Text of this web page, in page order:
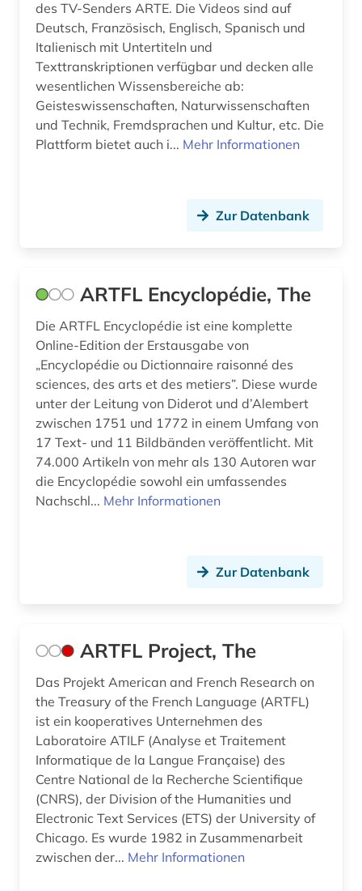
geschichte 1930 - (1)
geschichte 1933-1945 (1)
geschichte 1945- (1)
geschichte <1801-1900> (1)
gesellschaft (1)
gesundheit &amp; ernährung (1)
giacomo (1)
giovanni (1)
grammatik (9)
griechisch (3)
gustave (1)
hispanistik (65)
hispanoamerikanisch (1)
hispanos (1)
historische lexikographie (3)
historische sprachwissenschaft (2)
hochschulschrift (3)
hochschulschriften (1)
des TV-Senders ARTE. Die Videos sind auf
Deutsch, Französisch, Englisch, Spanisch und
Italienisch mit Untertiteln und
Texttranskriptionen verfügbar und decken alle
wesentlichen Wissensbereiche ab:
Geisteswissenschaften, Naturwissenschaften
und Technik, Fremdsprachen und Kultur, etc. Die
Plattform bietet auch i... Mehr Informationen
Zur Datenbank
ARTFL Encyclopédie, The
Die ARTFL Encyclopédie ist eine komplette
Online-Edition der Erstausgabe von
„Encyclopédie ou Dictionnaire raisonné des
sciences, des arts et des metiers”. Diese wurde
unter der Leitung von Diderot und d’Alembert
zwischen 1751 und 1772 in einem Umfang von
17 Text- und 11 Bildbänden veröffentlicht. Mit
74.000 Artikeln von mehr als 130 Autoren war
die Encyclopédie sowohl ein umfassendes
Nachschl... Mehr Informationen
Zur Datenbank
ARTFL Project, The
Das Projekt American and French Research on
the Treasury of the French Language (ARTFL)
ist ein kooperatives Unternehmen des
Laboratoire ATILF (Analyse et Traitement
Informatique de la Langue Française) des
Centre National de la Recherche Scientifique
(CNRS), der Division of the Humanities und
Electronic Text Services (ETS) der University of
Chicago. Es wurde 1982 in Zusammenarbeit
zwischen der... Mehr Informationen